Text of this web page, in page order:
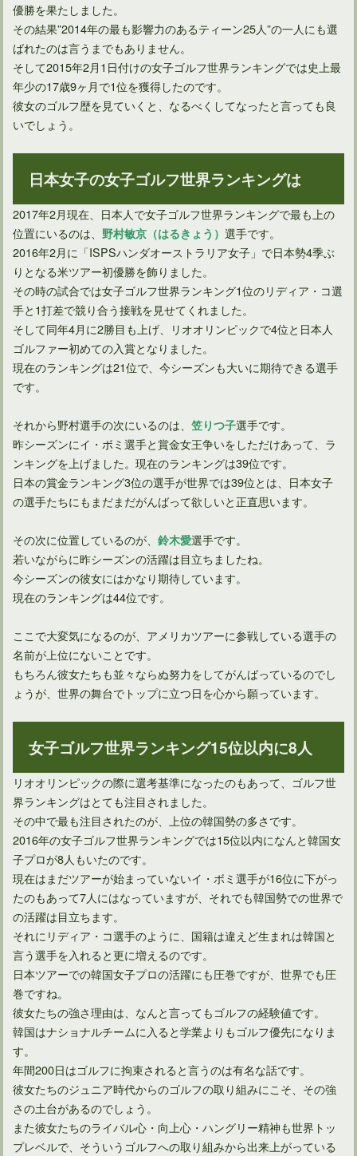
風速5M/Sがゴルフに与える影響と風の読み方、その対策とは
ゴルフに関する飛距離やスコアなど多数存在するギネス記録
ゴルフメジャー大会である日本オープン選手権競技歴代優勝者
ゴルフ市場が縮小傾向へと推移している現状と今後について
優勝を果たしました。
その結果”2014年の最も影響力のあるティーン25人”の一人にも選
ばれたのは言うまでもありません。
そして2015年2月1日付けの女子ゴルフ世界ランキングでは史上最
年少の17歳9ヶ月で1位を獲得したのです。
彼女のゴルフ歴を見ていくと、なるべくしてなったと言っても良
いでしょう。
日本女子の女子ゴルフ世界ランキングは
2017年2月現在、日本人で女子ゴルフ世界ランキングで最も上の
位置にいるのは、野村敏京（はるきょう）選手です。
2016年2月に「ISPSハンダオーストラリア女子」で日本勢4季ぶ
りとなる米ツアー初優勝を飾りました。
その時の試合では女子ゴルフ世界ランキング1位のリディア・コ選
手と1打差で競り合う接戦を見せてくれました。
そして同年4月に2勝目も上げ、リオオリンピックで4位と日本人
ゴルファー初めての入賞となりました。
現在のランキングは21位で、今シーズンも大いに期待できる選手
です。
それから野村選手の次にいるのは、笠りつ子選手です。
昨シーズンにイ・ボミ選手と賞金女王争いをしただけあって、ラ
ンキングを上げました。現在のランキングは39位です。
日本の賞金ランキング3位の選手が世界では39位とは、日本女子
の選手たちにもまだまだがんばって欲しいと正直思います。
その次に位置しているのが、鈴木愛選手です。
若いながらに昨シーズンの活躍は目立ちましたね。
今シーズンの彼女にはかなり期待しています。
現在のランキングは44位です。
ここで大変気になるのが、アメリカツアーに参戦している選手の
名前が上位にないことです。
もちろん彼女たちも並々ならぬ努力をしてがんばっているのでし
ょうが、世界の舞台でトップに立つ日を心から願っています。
女子ゴルフ世界ランキング15位以内に8人
リオオリンピックの際に選考基準になったのもあって、ゴルフ世
界ランキングはとても注目されました。
その中で最も注目されたのが、上位の韓国勢の多さです。
2016年の女子ゴルフ世界ランキングでは15位以内になんと韓国女
子プロが8人もいたのです。
現在はまだツアーが始まっていないイ・ボミ選手が16位に下がっ
たのもあって7人にはなっていますが、それでも韓国勢での世界で
の活躍は目立ちます。
それにリディア・コ選手のように、国籍は違えど生まれは韓国と
言う選手を入れると更に増えるのです。
日本ツアーでの韓国女子プロの活躍にも圧巻ですが、世界でも圧
巻ですね。
彼女たちの強さ理由は、なんと言ってもゴルフの経験値です。
韓国はナショナルチームに入ると学業よりもゴルフ優先になりま
す。
年間200日はゴルフに拘束されると言うのは有名な話です。
彼女たちのジュニア時代からのゴルフの取り組みにこそ、その強
さの土台があるのでしょう。
また彼女たちのライバル心・向上心・ハングリー精神も世界トッ
プレベルで、そういうゴルフへの取り組みから出来上がっている